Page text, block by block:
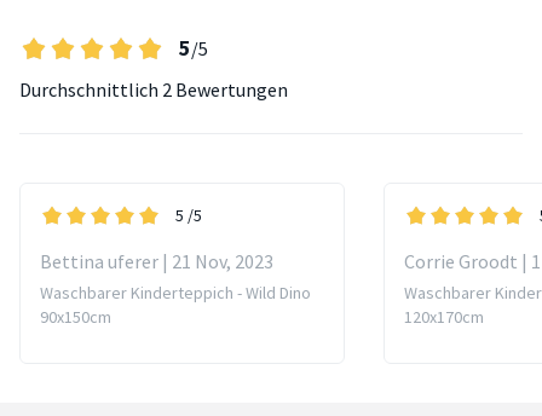
5/5
Durchschnittlich 2 Bewertungen
5 /5
Bettina uferer | 21 Nov, 2023
Waschbarer Kinderteppich - Wild Dino
90x150cm
Corrie Groodt |
Waschbarer
120x170cm